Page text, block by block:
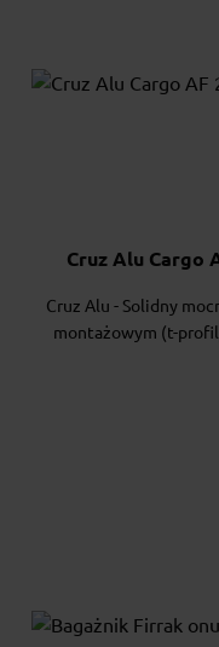
Cruz Alu Cargo
Cruz Alu - Solidny
montażowym (t-